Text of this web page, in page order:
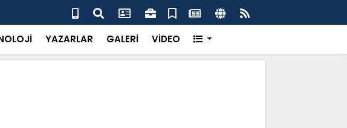
8 kişiye kaçak kazı baskını
YAZARLAR GALERİ VİDEO